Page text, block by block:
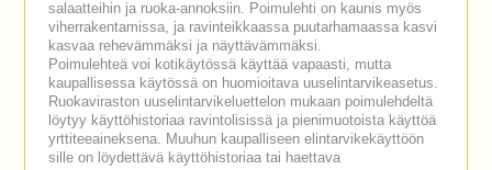
salaatteihin ja ruoka-annoksiin. Poimulehti on kaunis myös
viherrakentamissa, ja ravinteikkaassa puutarhamaassa kasvi
kasvaa rehevämmäksi ja näyttävämmäksi.
Poimulehteä voi kotikäytössä käyttää vapaasti, mutta
kaupallisessa käytössä on huomioitava uuselintarvikeasetus.
Ruokaviraston uuselintarvikeluettelon mukaan poimulehdeltä
löytyy käyttöhistoriaa ravintolisissä ja pienimuotoista käyttöä
yrttiteeaineksena. Muuhun kaupalliseen elintarvikekäyttöön
sille on löydettävä käyttöhistoriaa tai haettava